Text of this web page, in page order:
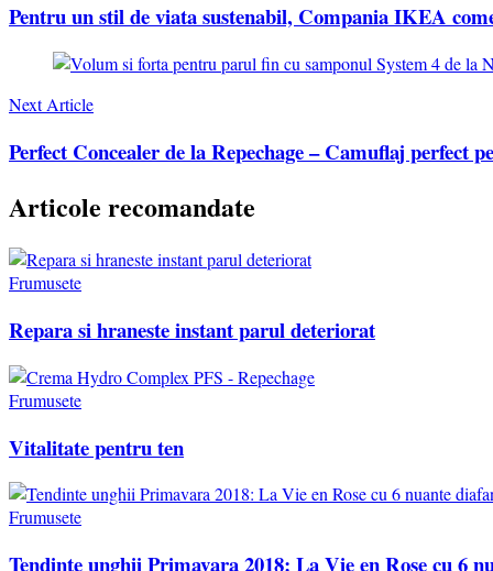
Pentru un stil de viata sustenabil, Compania IKEA
Next Article
Perfect Concealer de la Repechage – Camuflaj perfect
Articole recomandate
Frumusete
Repara si hraneste instant parul deteriorat
Frumusete
Vitalitate pentru ten
Frumusete
Tendinte unghii Primavara 2018: La Vie en Rose cu 6